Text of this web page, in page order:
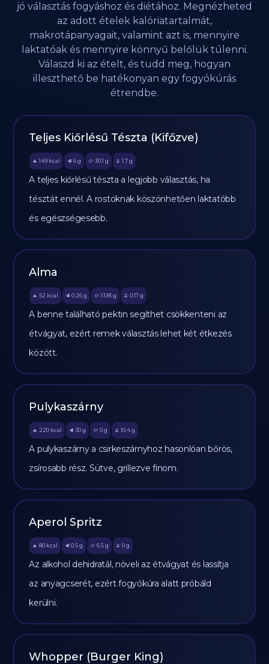
jó választás fogyáshoz és diétához. Megnézheted
az adott ételek kalóriatartalmát,
makrotápanyagait, valamint azt is, mennyire
laktatóak és mennyire könnyű belőlük túlenni.
Válaszd ki az ételt, és tudd meg, hogyan
illeszthető be hatékonyan egy fogyókúrás
étrendbe.
Teljes Kiőrlésű Tészta (Kifőzve)
🔥 149 kcal 🥩 6 g 🥔 30.1 g 🫒 1.7 g
A teljes kiőrlésű tészta a legjobb választás, ha
tésztát ennél. A rostoknak köszönhetően laktatóbb
és egészségesebb.
Alma
🔥 52 kcal 🥩 0.26 g 🥔 13.81 g 🫒 0.17 g
A benne található pektin segíthet csökkenteni az
étvágyat, ezért remek választás lehet két étkezés
között.
Pulykaszárny
🔥 220 kcal 🥩 30 g 🥔 0g 🫒 10.4 g
A pulykaszárny a csirkeszárnyhoz hasonlóan bőrös,
zsírosabb rész. Sütve, grillezve finom.
Aperol Spritz
🔥 80 kcal 🥩 0.5 g 🥔 6.5g 🫒 0 g
Az alkohol dehidratál, növeli az étvágyat és lassítja
az anyagcserét, ezért fogyókúra alatt próbáld
kerülni.
Whopper (Burger King)